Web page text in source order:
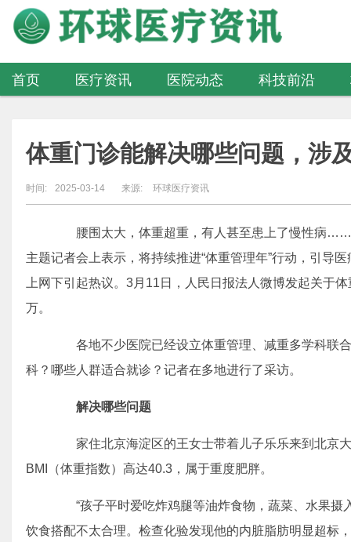
首页 医疗资讯 医院动态 科技前沿
体重门诊能解决哪些问题，涉
时间: 2025-03-14 来源: 环球医疗资讯
腰围太大，体重超重，有人甚至患上了慢性病
主题记者会上表示，将持续推进“体重管理年”行动，引导
上网下引起热议。3月11日，人民日报法人微博发起关于
万。
各地不少医院已经设立体重管理、减重多学科联
科？哪些人群适合就诊？记者在多地进行了采访。
解决哪些问题
家住北京海淀区的王女士带着儿子乐乐来到北京
BMI（体重指数）高达40.3，属于重度肥胖。
“孩子平时爱吃炸鸡腿等油炸食物，蔬菜、水果摄
饮食搭配不太合理。检查化验发现他的内脏脂肪明显超标